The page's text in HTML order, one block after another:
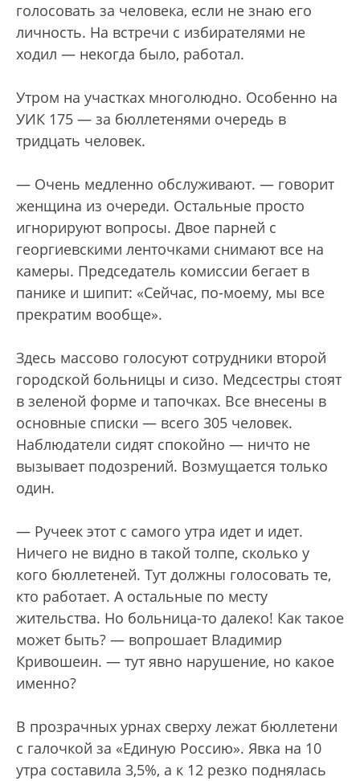
голосовать за человека, если не знаю его
личность. На встречи с избирателями не
ходил — некогда было, работал.
Утром на участках многолюдно. Особенно на
УИК 175 — за бюллетенями очередь в
тридцать человек.
— Очень медленно обслуживают. — говорит
женщина из очереди. Остальные просто
игнорируют вопросы. Двое парней с
георгиевскими ленточками снимают все на
камеры. Председатель комиссии бегает в
панике и шипит: «Сейчас, по-моему, мы все
прекратим вообще».
Здесь массово голосуют сотрудники второй
городской больницы и сизо. Медсестры стоят
в зеленой форме и тапочках. Все внесены в
основные списки — всего 305 человек.
Наблюдатели сидят спокойно — ничто не
вызывает подозрений. Возмущается только
один.
— Ручеек этот с самого утра идет и идет.
Ничего не видно в такой толпе, сколько у
кого бюллетеней. Тут должны голосовать те,
кто работает. А остальные по месту
жительства. Но больница-то далеко! Как такое
может быть? — вопрошает Владимир
Кривошеин. — тут явно нарушение, но какое
именно?
В прозрачных урнах сверху лежат бюллетени
с галочкой за «Единую Россию». Явка на 10
утра составила 3,5%, а к 12 резко поднялась